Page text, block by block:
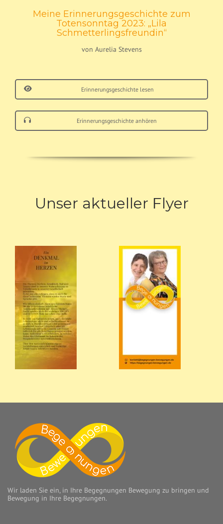
Meine Erinnerungsgeschichte zum
Totensonntag 2023: „Lila
Schmetterlingsfreundin“
von Aurelia Stevens
Erinnerungsgeschichte lesen
Erinnerungsgeschichte anhören
Unser aktueller Flyer
Wir laden Sie ein, in Ihre Begegnungen Bewegung zu bringen und
Bewegung in Ihre Begegnungen.